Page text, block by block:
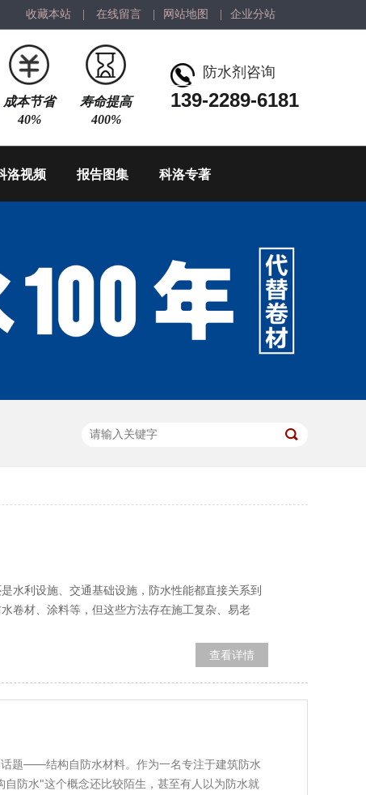
收藏本站 在线留言 网站地图 企业分站
防水剂咨询
139-2289-6181
成本节省
40%
寿命提高
400%
洛视频 报告图集 科洛专著
水利设施、交通基础设施，防水性能都直接关系到
卷材、涂料等，但这些方法存在施工复杂、易老
查看详情
题——结构自防水材料。作为一名专注于建筑防水
防水"这个概念还比较陌生，甚至有人以为防水就